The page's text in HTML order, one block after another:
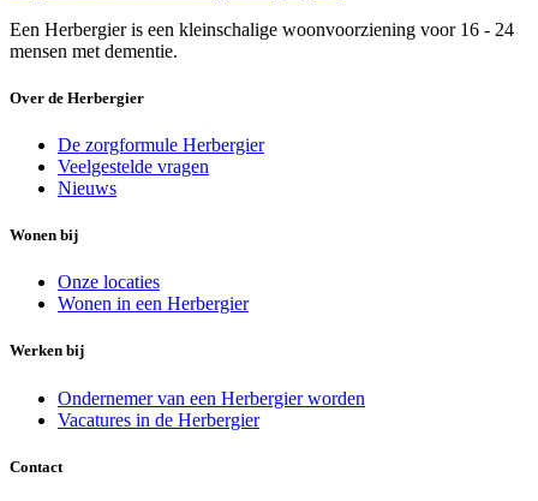
Een Herbergier is een kleinschalige woonvoorziening voor 16 - 24
mensen met dementie.
Over de Herbergier
De zorgformule Herbergier
Veelgestelde vragen
Nieuws
Wonen bij
Onze locaties
Wonen in een Herbergier
Werken bij
Ondernemer van een Herbergier worden
Vacatures in de Herbergier
Contact